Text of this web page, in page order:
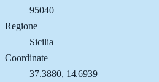
95040
Regione
Sicilia
Coordinate
37.3880, 14.6939